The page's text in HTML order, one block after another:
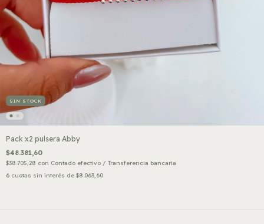
SIN STOCK
Pack x2 pulsera Abby
$48.381,60
$38.705,28 con Contado efectivo / Transferencia bancaria
6 cuotas sin interés de $8.063,60